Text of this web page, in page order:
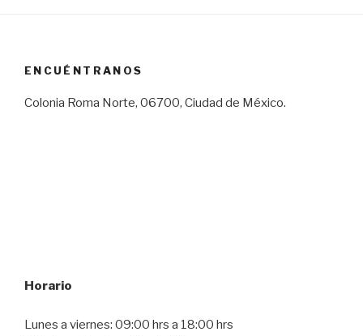
ENCUÉNTRANOS
Colonia Roma Norte, 06700, Ciudad de México.
Horario
Lunes a viernes: 09:00 hrs a 18:00 hrs